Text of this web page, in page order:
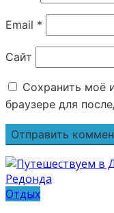
Email *
Сайт
Сохранить моё
браузере для
Отдых